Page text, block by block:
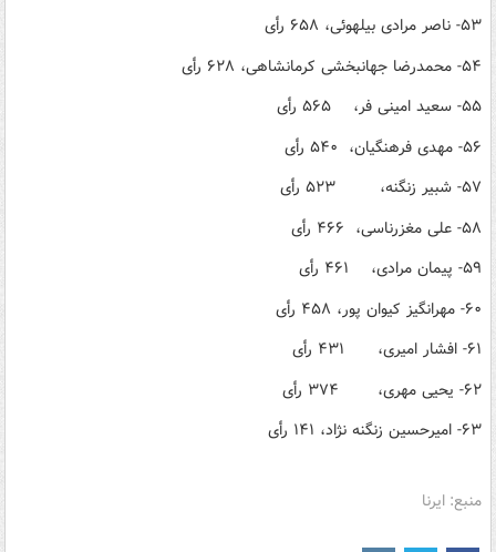
۵۳- ناصر مرادی بیلهوئی، ۶۵۸ رأی
۵۴- محمدرضا جهانبخشی کرمانشاهی، ۶۲۸ رأی
۵۵- سعید امینی فر، ۵۶۵ رأی
۵۶- مهدی فرهنگیان، ۵۴۰ رأی
۵۷- شبیر زنگنه، ۵۲۳ رأی
۵۸- علی مغزرناسی، ۴۶۶ رأی
۵۹- پیمان مرادی، ۴۶۱ رأی
۶۰- مهرانگیز کیوان پور، ۴۵۸ رأی
۶۱- افشار امیری، ۴۳۱ رأی
۶۲- یحیی مهری، ۳۷۴ رأی
۶۳- امیرحسین زنگنه نژاد، ۱۴۱ رأی
منبع: ایرنا